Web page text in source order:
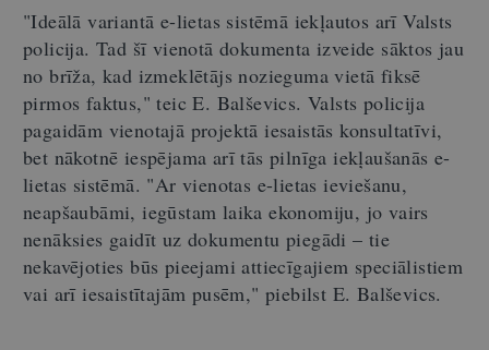
"Ideālā variantā e-lietas sistēmā iekļautos arī Valsts
policija. Tad šī vienotā dokumenta izveide sāktos jau
no brīža, kad izmeklētājs nozieguma vietā fiksē
pirmos faktus," teic E. Balševics. Valsts policija
pagaidām vienotajā projektā iesaistās konsultatīvi,
bet nākotnē iespējama arī tās pilnīga iekļaušanās e-
lietas sistēmā. "Ar vienotas e-lietas ieviešanu,
neapšaubāmi, iegūstam laika ekonomiju, jo vairs
nenāksies gaidīt uz dokumentu piegādi – tie
nekavējoties būs pieejami attiecīgajiem speciālistiem
vai arī iesaistītajām pusēm," piebilst E. Balševics.